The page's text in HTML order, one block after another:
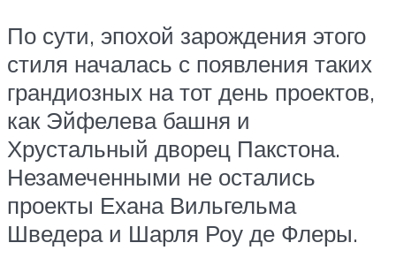
По сути, эпохой зарождения этого
стиля началась с появления таких
грандиозных на тот день проектов,
как Эйфелева башня и
Хрустальный дворец Пакстона.
Незамеченными не остались
проекты Ехана Вильгельма
Шведера и Шарля Роу де Флеры.